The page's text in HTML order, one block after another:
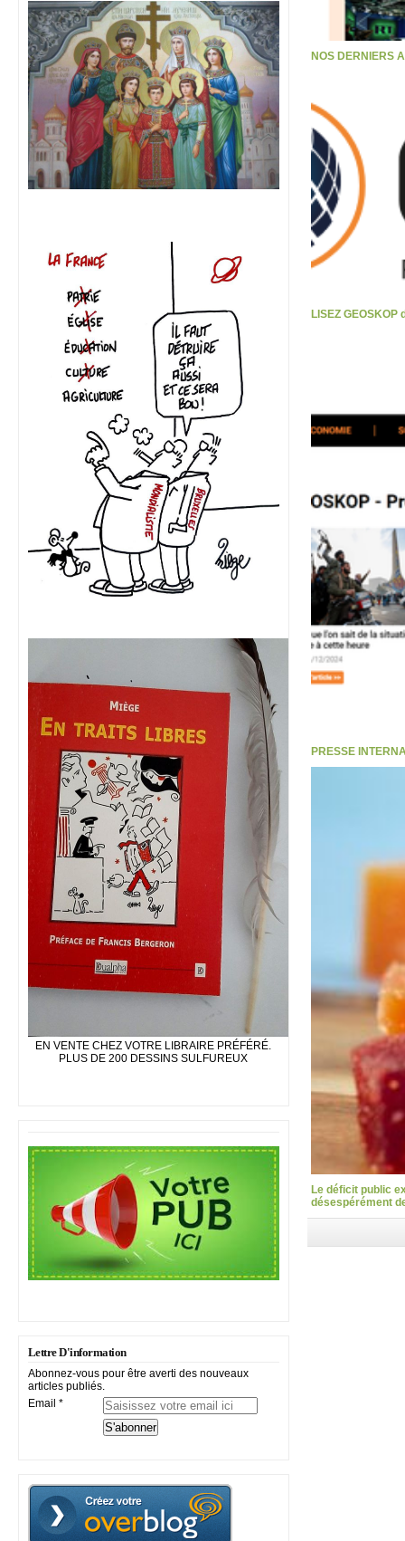
EN VENTE CHEZ VOTRE LIBRAIRE PRÉFÉRÉ.
PLUS DE 200 DESSINS SULFUREUX
Lettre D'information
Abonnez-vous pour être averti des nouveaux
articles publiés.
Email
NOS DERNIERS
LISEZ GEOSKOP
PRESSE
Le déficit public
désespérément